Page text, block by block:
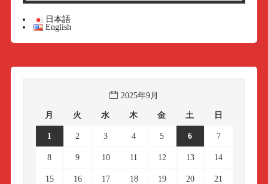
日本語
English
2025年9月
月 火 水 木 金 土 日
1 2 3 4 5 6 7
8 9 10 11 12 13 14
15 16 17 18 19 20 21